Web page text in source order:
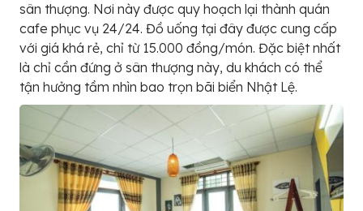
sân thượng. Nơi này được quy hoạch lại thành quán
cafe phục vụ 24/24. Đồ uống tại đây được cung cấp
với giá khá rẻ, chỉ từ 15.000 đồng/món. Đặc biệt nhất
là chỉ cần đứng ở sân thượng này, du khách có thể
tận hưởng tầm nhìn bao trọn bãi biển Nhật Lệ.